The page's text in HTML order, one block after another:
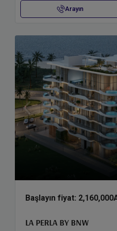
Arayın
Başlayın fiyat:
LA PERLA BY BNW